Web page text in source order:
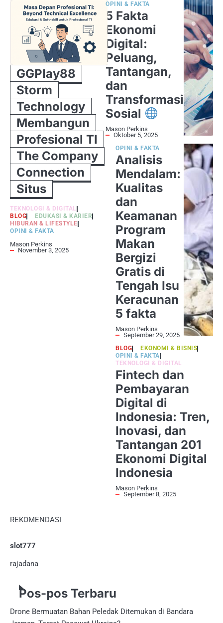
GGPlay88
Storm
Technology
Membangun
Profesional TI
The Company
Connection
Situs
TEKNOLOGI & DIGITAL
BLOG
EDUKASI & KARIER
HIBURAN & LIFESTYLE
OPINI & FAKTA
Mason Perkins
November 3, 2025
5 Fakta
Ekonomi
Digital:
Peluang,
Tantangan,
dan
Transformasi
Sosial
OPINI & FAKTA
Mason Perkins
Oktober 5, 2025
Analisis
Mendalam:
Kualitas
dan
Keamanan
Program
Makan
Bergizi
Gratis di
Tengah Isu
Keracunan
5 fakta
OPINI & FAKTA
Mason Perkins
September 29, 2025
Fintech dan
Pembayaran
Digital di
Indonesia: Tren,
Inovasi, dan
Tantangan 201
Ekonomi Digital
Indonesia
BLOG
EKONOMI & BISNIS
OPINI & FAKTA
TEKNOLOGI & DIGITAL
Mason Perkins
September 8, 2025
REKOMENDASI
slot777
rajadana
Pos-pos Terbaru
Drone Bermuatan Bahan Peledak Ditemukan di Bandara